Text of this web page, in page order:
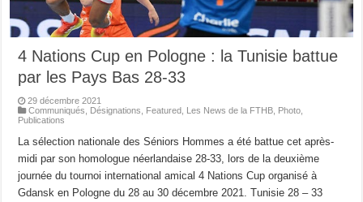
4 Nations Cup en Pologne : la Tunisie battue
par les Pays Bas 28-33
29 décembre 2021
Communiqués
Désignations Featured Les News de la FTHB Photo
Publications
La sélection nationale des Séniors Hommes a été battue cet après-
midi par son homologue néerlandaise 28-33, lors de la deuxième
journée du tournoi international amical 4 Nations Cup organisé à
Gdansk en Pologne du 28 au 30 décembre 2021. Tunisie 28 – 33